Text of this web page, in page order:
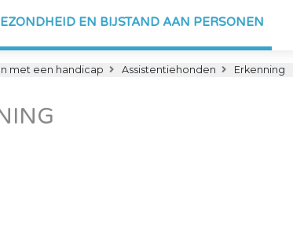
EN BIJSTAND AAN PERSONEN
met een handicap Assistentiehonden Erkenning